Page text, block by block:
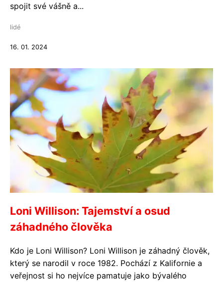
spojit své vášně a...
lidé
16. 01. 2024
Loni Willison: Tajemství a osud
záhadného člověka
Kdo je Loni Willison? Loni Willison je záhadný člověk,
který se narodil v roce 1982. Pochází z Kalifornie a
veřejnost si ho nejvíce pamatuje jako bývalého